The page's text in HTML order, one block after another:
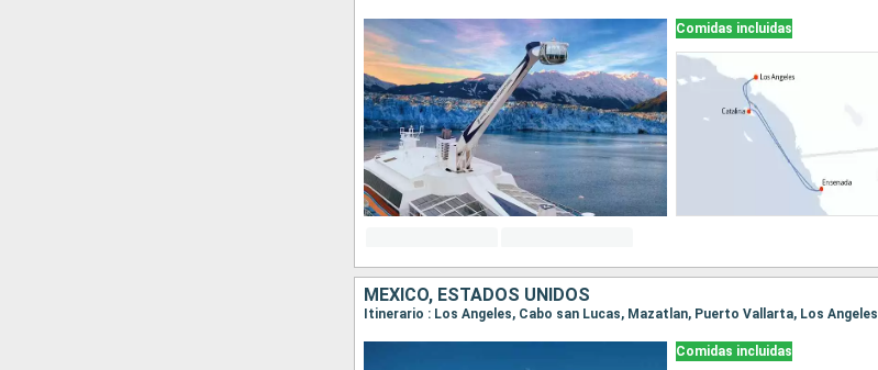
Comidas incluidas
MÉXICO, ESTADOS UNIDOS
Itinerario : Los Angeles, Cabo san Lucas, Mazatlan, Puerto Vallarta, Los Angeles
Comidas incluidas